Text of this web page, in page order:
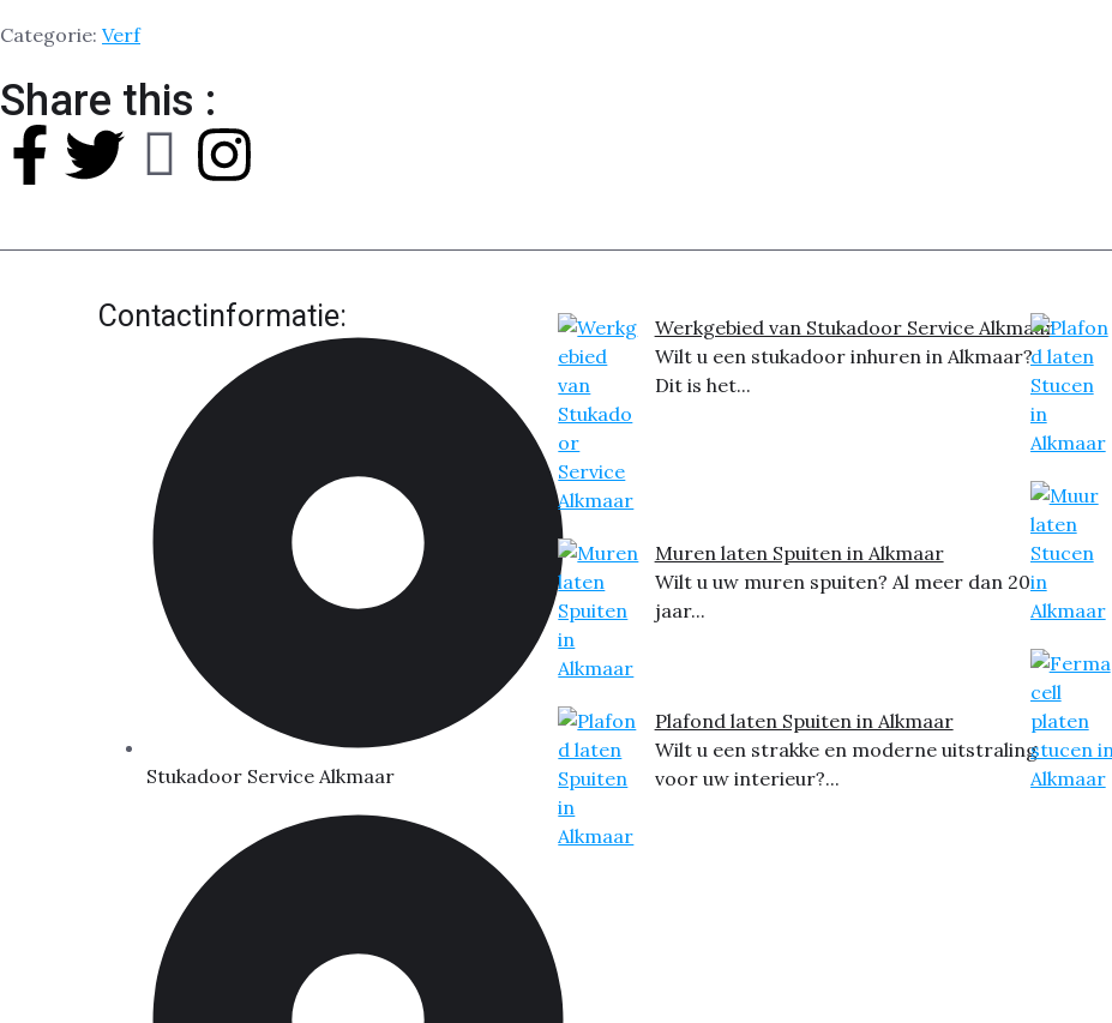
Categorie: Verf
Share this :
Contactinformatie:
Stukadoor Service Alkmaar
Werkgebied van Stukadoor Service Alkmaar
Wilt u een stukadoor inhuren in Alkmaar?
Dit is het...
Muren laten Spuiten in Alkmaar
Wilt u uw muren spuiten? Al meer dan 20
jaar...
Plafond laten Spuiten in Alkmaar
Wilt u een strakke en moderne uitstraling
voor uw interieur?...